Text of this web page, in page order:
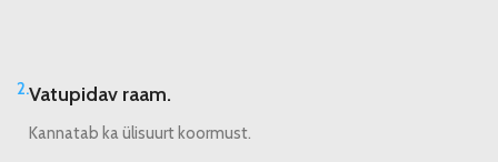
2.Vatupidav raam.
Kannatab ka ülisuurt koormust.